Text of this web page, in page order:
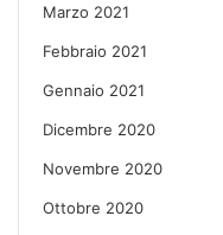
Marzo 2021
Febbraio 2021
Gennaio 2021
Dicembre 2020
Novembre 2020
Ottobre 2020